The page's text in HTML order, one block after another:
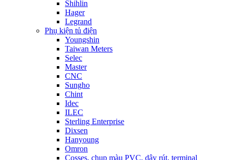
Shihlin
Hager
Legrand
Phụ kiện tủ điện
Youngshin
Taiwan Meters
Selec
Master
CNC
Sungho
Chint
Idec
ILEC
Sterling Enterprise
Dixsen
Hanyoung
Omron
Cosses, chụp màu PVC, dây rút, terminal